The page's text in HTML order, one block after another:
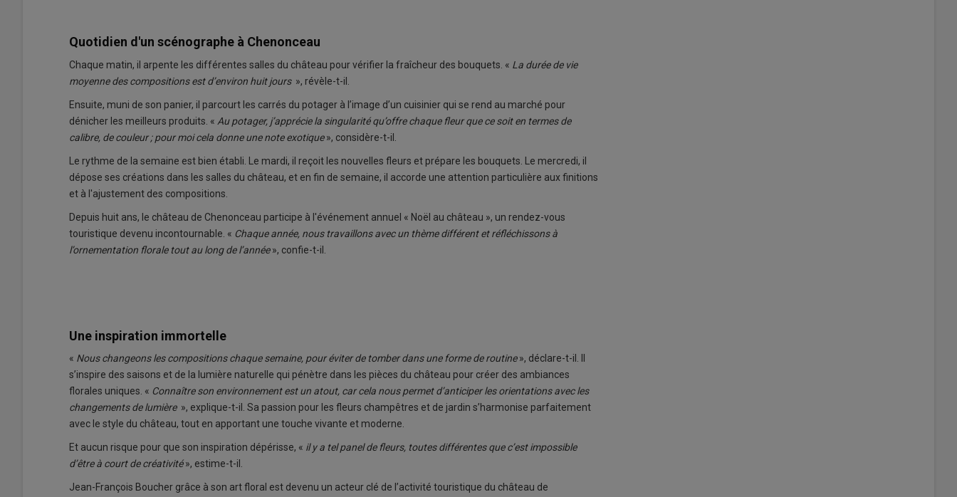
Quotidien d'un scénographe à Chenonceau
Chaque matin, il arpente les différentes salles du château pour vérifier la fraîcheur des bouquets. « La durée de vie
moyenne des compositions est d’environ huit jours », révèle-t-il.
Ensuite, muni de son panier, il parcourt les carrés du potager à l’image d’un cuisinier qui se rend au marché pour
dénicher les meilleurs produits. « Au potager, j’apprécie la singularité qu’offre chaque fleur que ce soit en termes de
calibre, de couleur ; pour moi cela donne une note exotique», considère-t-il.
Le rythme de la semaine est bien établi. Le mardi, il reçoit les nouvelles fleurs et prépare les bouquets. Le mercredi, il
dépose ses créations dans les salles du château, et en fin de semaine, il accorde une attention particulière aux finitions
et à l'ajustement des compositions.
Depuis huit ans, le château de Chenonceau participe à l'événement annuel « Noël au château », un rendez-vous
touristique deve­nu incontournable. « Chaque année, nous travaillons avec un thème différent et réfléchissons à
l’ornementation florale tout au long de l’année», confie-t-il.
Une inspiration immortelle
« Nous changeons les compositions chaque semaine, pour éviter de tomber dans une forme de routine», déclare-t-il. Il
s’inspire des saisons et de la lumière naturelle qui pénètre dans les pièces du château pour créer des ambiances
florales uniques. « Connaître son environnement est un atout, car cela nous permet d’anticiper les orientations avec les
changements de lumière », explique-t-il. Sa passion pour les fleurs champêtres et de jardin s’harmonise parfaitement
avec le style du château, tout en apportant une touche vivante et moderne.
Et aucun risque pour que son inspiration dépérisse, « il y a tel panel de fleurs, toutes différentes que c’est impossible
d’être à court de créativité», estime-t-il.
Jean-François Boucher grâce à son art floral est devenu un acteur clé de l’activité touristique du château de